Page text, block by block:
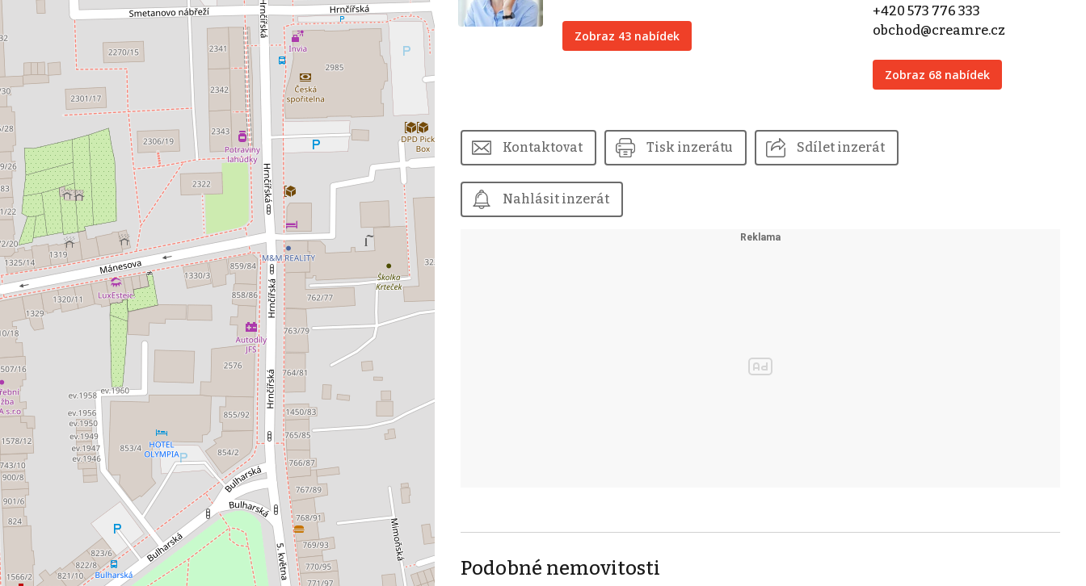
Zobraz 43 nabídek
+420 573 776 333
obchod@creamre.cz
Zobraz 68 nabídek
Kontaktovat Tisk inzerátu Sdílet inzerát
Nahlásit inzerát
Podobné nemovitosti